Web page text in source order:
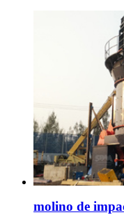
molino de